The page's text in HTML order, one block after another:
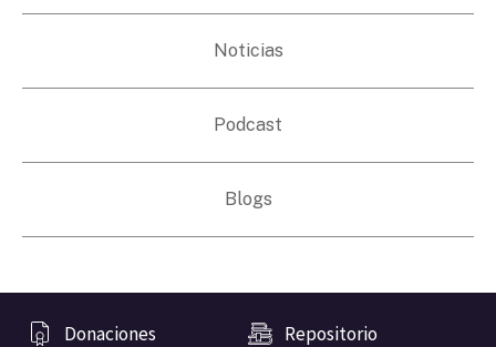
Noticias
Podcast
Blogs
Donaciones
Repositorio